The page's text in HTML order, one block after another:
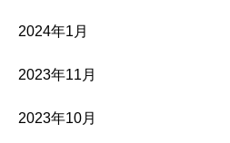
2024年1月
2023年11月
2023年10月